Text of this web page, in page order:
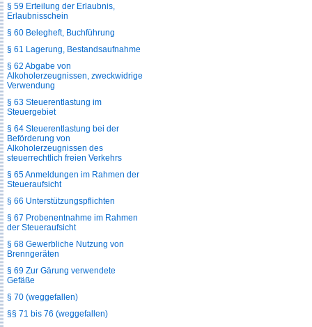
§ 59 Erteilung der Erlaubnis,
Erlaubnisschein
§ 60 Belegheft, Buchführung
§ 61 Lagerung, Bestandsaufnahme
§ 62 Abgabe von
Alkoholerzeugnissen, zweckwidrige
Verwendung
§ 63 Steuerentlastung im
Steuergebiet
§ 64 Steuerentlastung bei der
Beförderung von
Alkoholerzeugnissen des
steuerrechtlich freien Verkehrs
§ 65 Anmeldungen im Rahmen der
Steueraufsicht
§ 66 Unterstützungspflichten
§ 67 Probenentnahme im Rahmen
der Steueraufsicht
§ 68 Gewerbliche Nutzung von
Brenngeräten
§ 69 Zur Gärung verwendete
Gefäße
§ 70 (weggefallen)
§§ 71 bis 76 (weggefallen)